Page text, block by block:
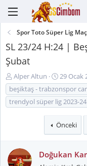
Spor Toto Süper Lig
SL 23/24 H:24 |
Şubat
K
o
n
u
ş
Alper Altun
B
a
ş
l
n
g
ç
29 Ocak
beşiktaş - trabzonspor
trendyol süper lig 2023-
Önceki
Doğukan